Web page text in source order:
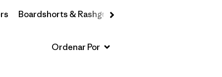
Boardshorts & Rashguards